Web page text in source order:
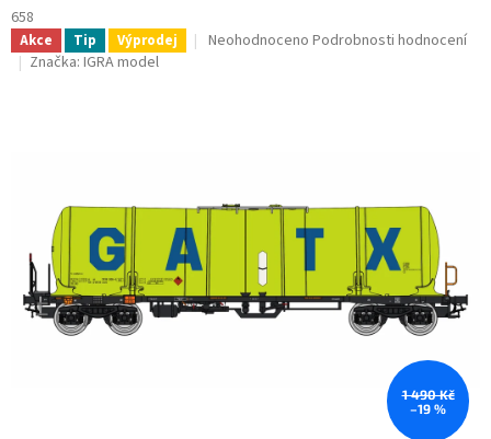
658
Akce Tip Výprodej
Průměrné
Neohodnoceno Podrobnosti hodnocení
Značka: IGRA model
1 490 Kč
–19 %